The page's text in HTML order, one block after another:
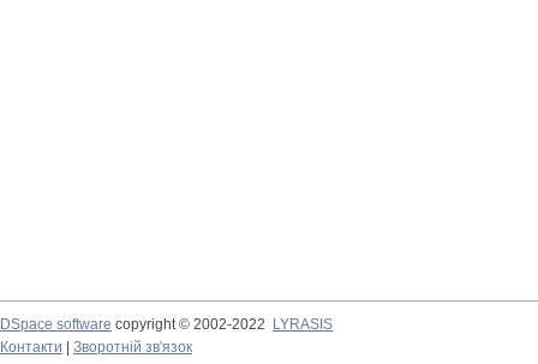
DSpace software copyright © 2002-2022
LYRASIS
Контакти
Зворотній зв'язок